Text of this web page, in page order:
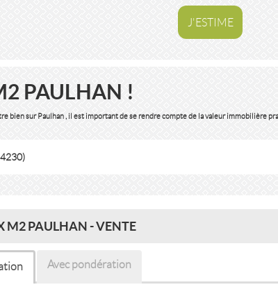
J'ESTIME
PAULHAN !
bien sur Paulhan , il est important de se rendre compte de la valeur immobilière
M2 PAULHAN - VENTE
Avec pondération